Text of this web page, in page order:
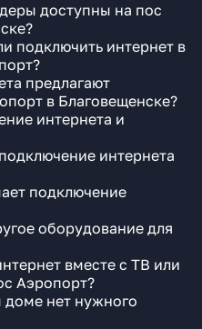
доступны на пос
подключить интернет в
предлагают
в Благовещенске?
интернета и
интернета
подключение
оборудование для
вместе с ТВ или
Аэропорт?
доме нет нужного